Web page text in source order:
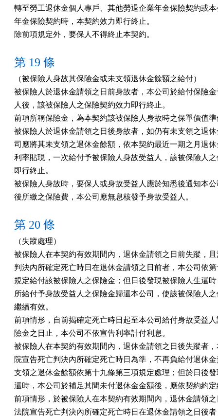
轉至勞工退休金個人專戶、其他勞退企業年金保險契約或
年金保險契約時，本契約效力即行終止。
除前項規定外，要保人不得終止本契約。
第 19 條
（被保險人身故其保險金或未支領退休金餘額之給付）
被保險人於退休金請領之日前身故者，本公司於給付保險
人後，該被保險人之保險契約效力即行終止。
前項所稱保險金，為本契約該被保險人身故時之保單價值
被保險人於退休金請領之日後身故者，如仍有未支領之退
司應將其未支領之退休金餘額，依本契約最近一期之月退
利率貼現，一次給付予被保險人身故受益人，該被保險人
即行終止。
被保險人身故時，要保人或身故受益人應於知悉後通知本
後所繳之保險費，本公司應無息核發予身故受益人。
第 20 條
（失蹤處理）
被保險人在本契約有效期間內，退休金請領之日前失蹤，
判決內所確定死亡時日在退休金請領之日前者，本公司依
規定給付該被保險人之保險金；但日後發現被保險人生還
所給付予身故受益人之保險金歸還本公司，使該被保險人
繼續有效。
前項情形，自前揭確定死亡時日起至本公司給付身故受益
險金之日止，本公司不依宣告利率計付利息。
被保險人在本契約有效期間內，退休金請領之日後失蹤者
院宣告死亡判決內所確定死亡時日為準，不再負給付退休
支領之退休金餘額依第十九條第三項規定處理；但於日後
還時，本公司於補足其間未付退休金金額後，應依契約約
前項情形，於被保險人在本契約有效期間內，退休金請領
法院宣告死亡判決內所確定死亡時日在退休金請領之日後